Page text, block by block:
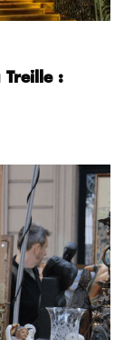
Treille :